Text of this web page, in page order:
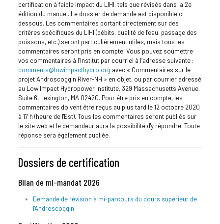
certification à faible impact du LIHI, tels que révisés dans la 2e
édition du manuel. Le dossier de demande est disponible ci-
dessous. Les commentaires portant directement sur des
critères spécifiques du LIHI (débits, qualité de l’eau, passage des
poissons, etc.) seront particulièrement utiles, mais tous les
commentaires seront pris en compte. Vous pouvez soumettre
vos commentaires à l’Institut par courriel à l’adresse suivante :
comments@lowimpacthydro.org avec « Commentaires sur le
projet Androscoggin River-NH » en objet, ou par courrier adressé
au Low Impact Hydropower Institute, 329 Massachusetts Avenue,
Suite 6, Lexington, MA 02420. Pour être pris en compte, les
commentaires doivent être reçus au plus tard le 12 octobre 2020
à 17 h (heure de l'Est). Tous les commentaires seront publiés sur
le site web et le demandeur aura la possibilité d'y répondre. Toute
réponse sera également publiée.
Dossiers de certification
Bilan de mi-mandat 2026
Demande de révision à mi-parcours du cours supérieur de
l'Androscoggin